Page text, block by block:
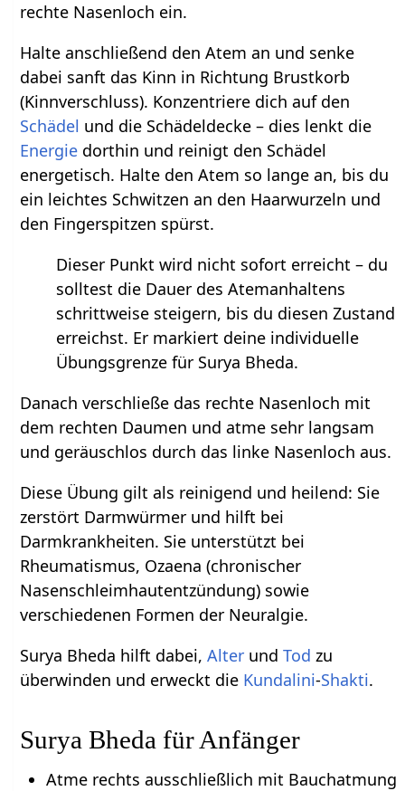
rechte Nasenloch ein.
Halte anschließend den Atem an und senke
dabei sanft das Kinn in Richtung Brustkorb
(Kinnverschluss). Konzentriere dich auf den
Schädel und die Schädeldecke – dies lenkt die
Energie dorthin und reinigt den Schädel
energetisch. Halte den Atem so lange an, bis du
ein leichtes Schwitzen an den Haarwurzeln und
den Fingerspitzen spürst.
Dieser Punkt wird nicht sofort erreicht – du
solltest die Dauer des Atemanhaltens
schrittweise steigern, bis du diesen Zustand
erreichst. Er markiert deine individuelle
Übungsgrenze für Surya Bheda.
Danach verschließe das rechte Nasenloch mit
dem rechten Daumen und atme sehr langsam
und geräuschlos durch das linke Nasenloch aus.
Diese Übung gilt als reinigend und heilend: Sie
zerstört Darmwürmer und hilft bei
Darmkrankheiten. Sie unterstützt bei
Rheumatismus, Ozaena (chronischer
Nasenschleimhautentzündung) sowie
verschiedenen Formen der Neuralgie.
Surya Bheda hilft dabei,Alter undTod zu
überwinden und erweckt die Kundalini-Shakti.
Surya Bheda für Anfänger
Atme rechts ausschließlich mit Bauchatmung